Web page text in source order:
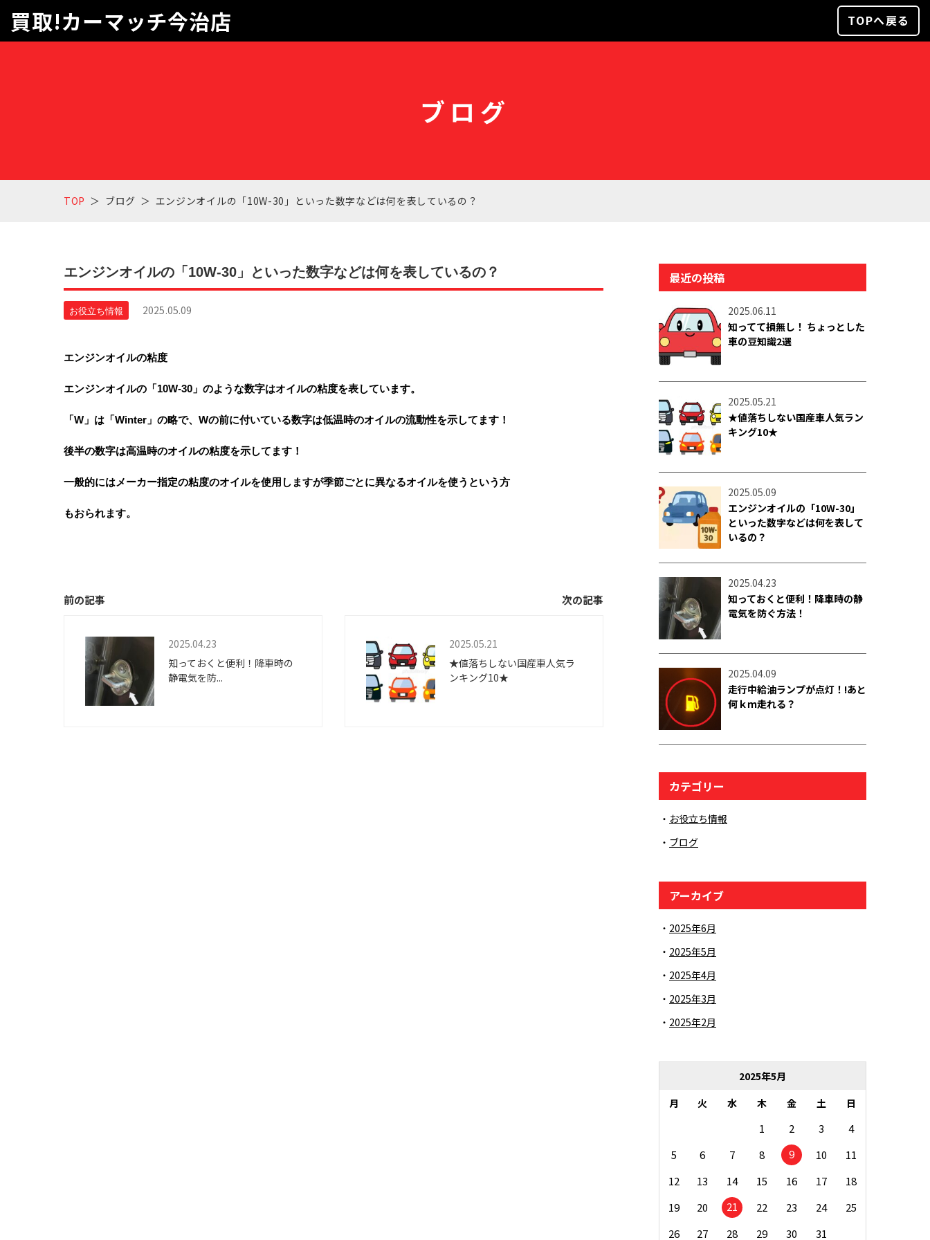
買取!カーマッチ今治店 TOPへ戻る
ブログ
TOP ブログ エンジンオイルの「10W-30」といった数字などは何を表しているの？
エンジンオイルの「10W-30」といった数字などは何を表しているの？
お役立ち情報 2025.05.09
エンジンオイルの粘度
エンジンオイルの「10W-30」のような数字はオイルの粘度を表しています。
「W」は「Winter」の略で、Wの前に付いている数字は低温時のオイルの流動性を示してます！
後半の数字は高温時のオイルの粘度を示してます！
一般的にはメーカー指定の粘度のオイルを使用しますが季節ごとに異なるオイルを使うという方
もおられます。
前の記事
2025.04.23
知っておくと便利！降車時の
静電気を防...
次の記事
2025.05.21
★値落ちしない国産車人気ラ
ンキング10★
最近の投稿
2025.06.11
知ってて損無し！ ちょっとした
車の豆知識2選
2025.05.21
★値落ちしない国産車人気ラン
キング10★
2025.05.09
エンジンオイルの「10W-30」
といった数字などは何を表して
いるの？
2025.04.23
知っておくと便利！降車時の静
電気を防ぐ方法！
2025.04.09
走行中給油ランプが点灯！!あと
何ｋｍ走れる？
カテゴリー
お役立ち情報
ブログ
アーカイブ
2025年6月
2025年5月
2025年4月
2025年3月
2025年2月
2025年5月
月
火 水 木 金 土 日
1 2 3
4
5
6 7 8 9 10
11
12
13 14 15 16 17
18
19
20 21 22 23 24
25
26
27 28 29 30 31